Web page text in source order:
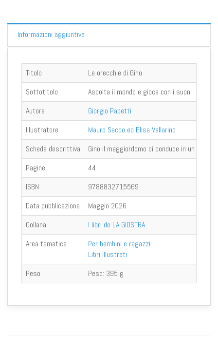
Informazioni aggiuntive
Titolo
Le orecchie di Gino
Sottotitolo
Ascolta il mondo e gioca con i suoni
Autore
Giorgio Papetti
Illustratore
Mauro Sacco ed Elisa Vallarino
Scheda descrittiva
Gino il maggiordomo ci conduce in un
Pagine
44
ISBN
9788832715569
Data pubblicazione
Maggio 2026
Collana
I libri de LA GIOSTRA
Area tematica
Per bambini e ragazzi
Libri illustrati
Peso
Peso: 395 g